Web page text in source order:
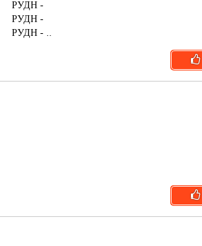
РУДН -
РУДН -
РУДН - ..